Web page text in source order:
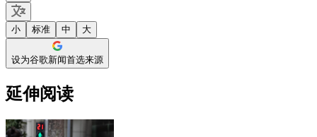
小 标准 中 大
设为谷歌新闻首选来源
延伸阅读